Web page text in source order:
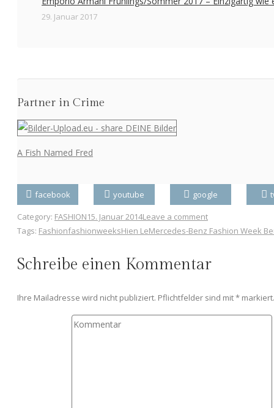
29. Januar 2017
Partner in Crime
A Fish Named Fred
facebook youtube google
Category: FASHION15. Januar 2014Leave a comment
Tags: FashionfashionweeksHien LeMercedes-Benz Fashion Week
Schreibe einen Kommentar
Ihre Mailadresse wird nicht publiziert. Pflichtfelder sind mit* markiert.